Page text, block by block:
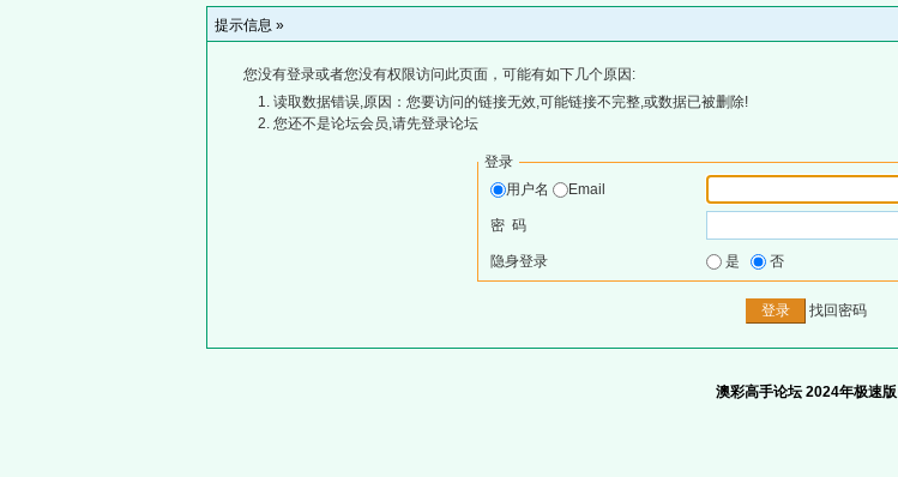
提示信息 »
您没有登录或者您没有权限访问此页面，可能有如下几个原因:
读取数据错误,原因：您要访问的链接无效,可能链接不完整,或数据已被删除!
您还不是论坛会员,请先登录论坛
登录
用户名
Email
密 码
隐身登录 是 否
找回密码
澳彩高手论坛 2024年极速版